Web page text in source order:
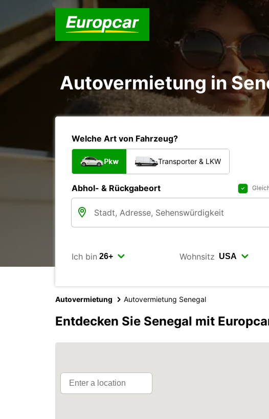
Autovermietung in
Welche Art von Fahrzeug?
Pkw Transporter & LKW
Abhol- & Rückgabeort
Ich bin Wohnsitz
Autovermietung Autovermietung Senegal
Entdecken Sie Senegal mit